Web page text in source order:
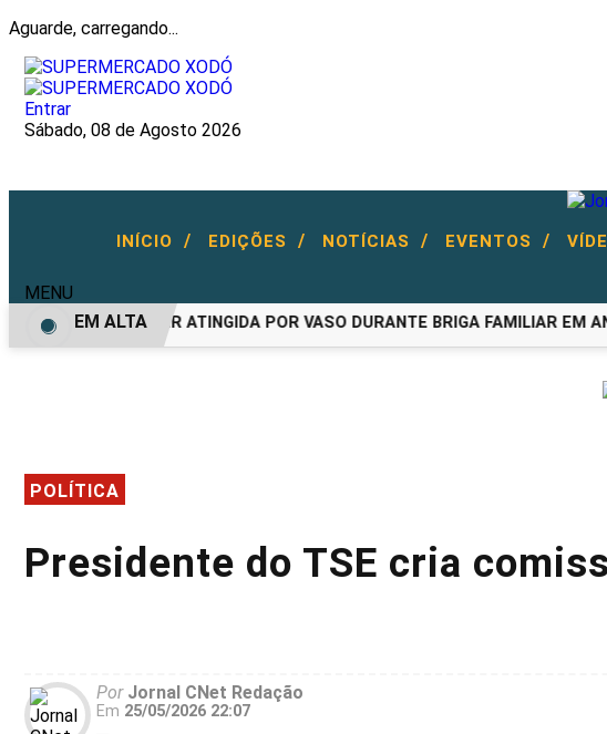
Aguarde, carregando...
Entrar
Sábado, 08 de Agosto 2026
INÍCIO / EDIÇÕES / NOTÍCIAS / EVENTOS /
MENU
FERIDA APÓS SER ATINGIDA POR VASO DURANTE BRIGA FAMILIAR EM
EM ALTA
POLÍTICA
Presidente do TSE cria
PorJornal CNet Redação
Em 25/05/2026 22:07